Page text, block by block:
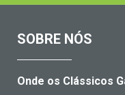
SOBRE NÓS
Onde os Clássicos